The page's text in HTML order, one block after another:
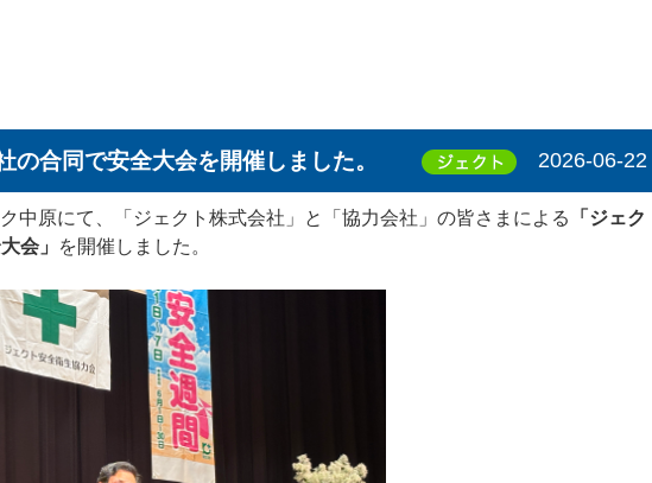
の合同で安全大会を開催しました。 2026-06-22
中原にて、「ジェクト株式会社」と「協力会社」の皆さまによる
「ジェク
会」
を開催しました。